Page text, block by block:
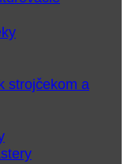
strojčekom a